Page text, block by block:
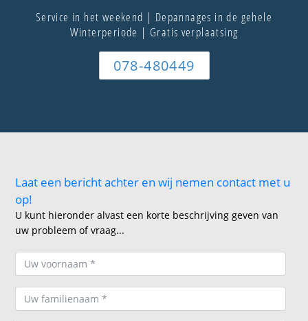
Service in het weekend | Depannages in de gehele
Winterperiode | Gratis verplaatsing
078-480449
Laat een bericht achter en wij nemen contact met u
op!
U kunt hieronder alvast een korte beschrijving geven van
uw probleem of vraag...